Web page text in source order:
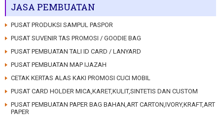
JASA PEMBUATAN
PUSAT PRODUKSI SAMPUL PASPOR
PUSAT SUVENIR TAS PROMOSI / GOODIE BAG
PUSAT PEMBUATAN TALI ID CARD / LANYARD
PUSAT PEMBUATAN MAP IJAZAH
CETAK KERTAS ALAS KAKI PROMOSI CUCI MOBIL
PUSAT CARD HOLDER MICA,KARET,KULIT,SINTETIS DAN CUSTOM
PUSAT PEMBUATAN PAPER BAG BAHAN,ART CARTON,IVORY,KRAFT,ART
PAPER